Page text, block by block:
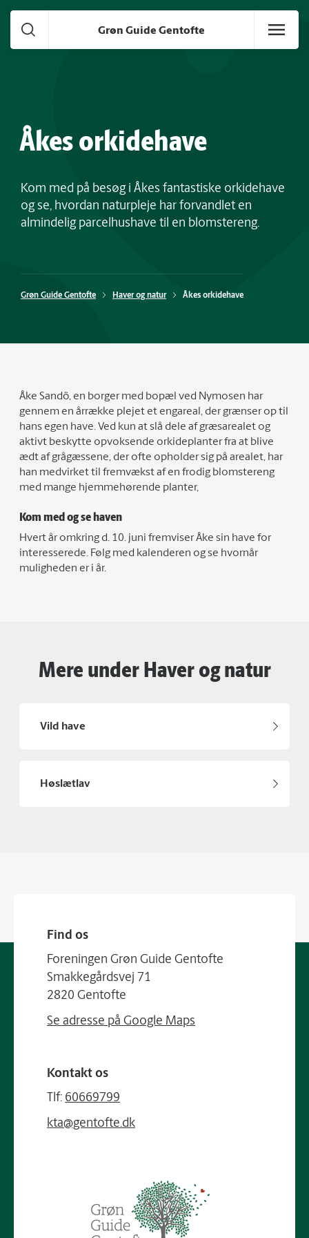
Grøn Guide Gentofte
Åkes orkidehave
Kom med på besøg i Åkes fantastiske orkidehave
og se, hvordan naturpleje har forvandlet en
almindelig parcelhushave til en blomstereng.
Grøn Guide Gentofte Haver og natur Åkes orkidehave
Åke Sandö, en borger med bopæl ved Nymosen har
gennem en årrække plejet et engareal, der grænser op til
hans egen have. Ved kun at slå dele af græsarealet og
aktivt beskytte opvoksende orkideplanter fra at blive
ædt af grågæssene, der ofte opholder sig på arealet, har
han medvirket til fremvækst af en frodig blomstereng
med mange hjemmehørende planter,
Kom med og se haven
Hvert år omkring d. 10. juni fremviser Åke sin have for
interesserede. Følg med kalenderen og se hvornår
muligheden er i år.
Mere under Haver og natur
Vild have
Høslætlav
Find os
Foreningen Grøn Guide Gentofte
Smakkegårdsvej 71
2820 Gentofte
Se adresse på Google Maps
Kontakt os
Tlf: 60669799
kta@gentofte.dk